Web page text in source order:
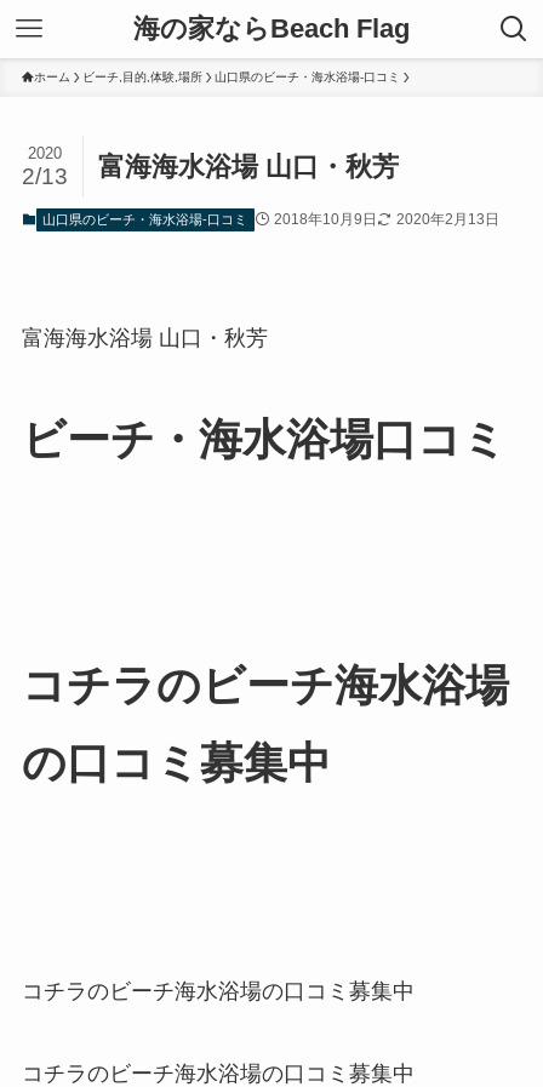
海の家ならBeach Flag
ホーム ビーチ,目的,体験,場所 山口県のビーチ・海水浴場-口コミ
富海海水浴場 山口・秋芳
2020
2/13
山口県のビーチ・海水浴場-口コミ 2018年10月9日 2020年2月13日
富海海水浴場 山口・秋芳
ビーチ・海水浴場口コミ
コチラのビーチ海水浴場
の口コミ募集中
コチラのビーチ海水浴場の口コミ募集中
コチラのビーチ海水浴場の口コミ募集中